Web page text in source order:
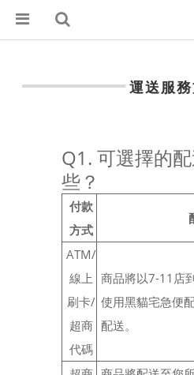
運送服
Q1. 可選擇的
些？
付款
方式
ATM/
線上
刷卡/
超商
代碼
商品將以7-11店
使用黑貓宅急便
配送。